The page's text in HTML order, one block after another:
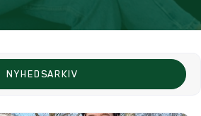
NYHEDSARKIV